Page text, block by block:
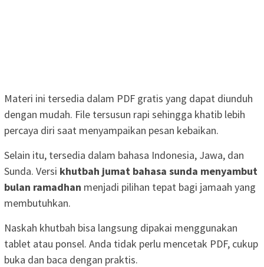
Materi ini tersedia dalam PDF gratis yang dapat diunduh
dengan mudah. File tersusun rapi sehingga khatib lebih
percaya diri saat menyampaikan pesan kebaikan.
Selain itu, tersedia dalam bahasa Indonesia, Jawa, dan
Sunda. Versi khutbah jumat bahasa sunda menyambut
bulan ramadhan menjadi pilihan tepat bagi jamaah yang
membutuhkan.
Naskah khutbah bisa langsung dipakai menggunakan
tablet atau ponsel. Anda tidak perlu mencetak PDF, cukup
buka dan baca dengan praktis.